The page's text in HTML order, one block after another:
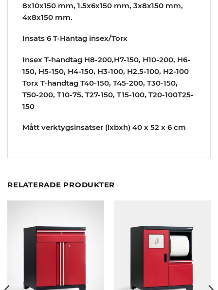
8x10x150 mm, 1.5x6x150 mm, 3x8x150 mm,
4x8x150 mm.
Insats 6 T-Hantag insex/Torx
Insex T-handtag H8-200,H7-150, H10-200, H6-
150, H5-150, H4-150, H3-100, H2.5-100, H2-100
Torx T-handtag T40-150, T45-200, T30-150,
T50-200, T10-75, T27-150, T15-100, T20-100T25-
150
Mått verktygsinsatser (lxbxh) 40 x 52 x 6 cm
RELATERADE PRODUKTER